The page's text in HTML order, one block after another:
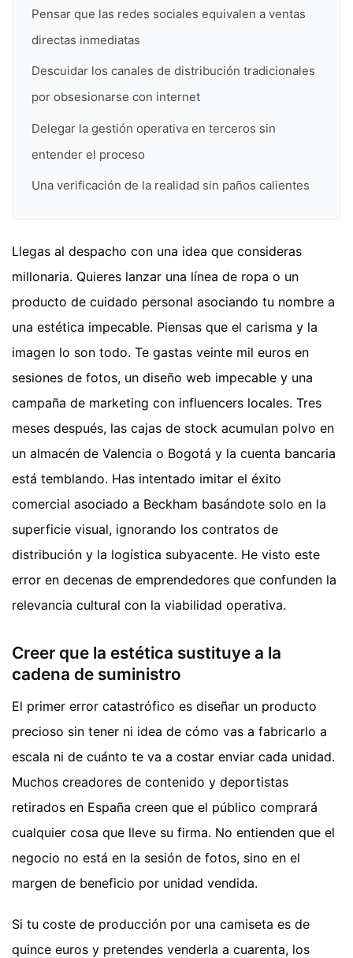
Pensar que las redes sociales equivalen a ventas
directas inmediatas
Descuidar los canales de distribución tradicionales
por obsesionarse con internet
Delegar la gestión operativa en terceros sin
entender el proceso
Una verificación de la realidad sin paños calientes
Llegas al despacho con una idea que consideras
millonaria. Quieres lanzar una línea de ropa o un
producto de cuidado personal asociando tu nombre a
una estética impecable. Piensas que el carisma y la
imagen lo son todo. Te gastas veinte mil euros en
sesiones de fotos, un diseño web impecable y una
campaña de marketing con influencers locales. Tres
meses después, las cajas de stock acumulan polvo en
un almacén de Valencia o Bogotá y la cuenta bancaria
está temblando. Has intentado imitar el éxito
comercial asociado a Beckham basándote solo en la
superficie visual, ignorando los contratos de
distribución y la logística subyacente. He visto este
error en decenas de emprendedores que confunden la
relevancia cultural con la viabilidad operativa.
Creer que la estética sustituye a la
cadena de suministro
El primer error catastrófico es diseñar un producto
precioso sin tener ni idea de cómo vas a fabricarlo a
escala ni de cuánto te va a costar enviar cada unidad.
Muchos creadores de contenido y deportistas
retirados en España creen que el público comprará
cualquier cosa que lleve su firma. No entienden que el
negocio no está en la sesión de fotos, sino en el
margen de beneficio por unidad vendida.
Si tu coste de producción por una camiseta es de
quince euros y pretendes venderla a cuarenta, los